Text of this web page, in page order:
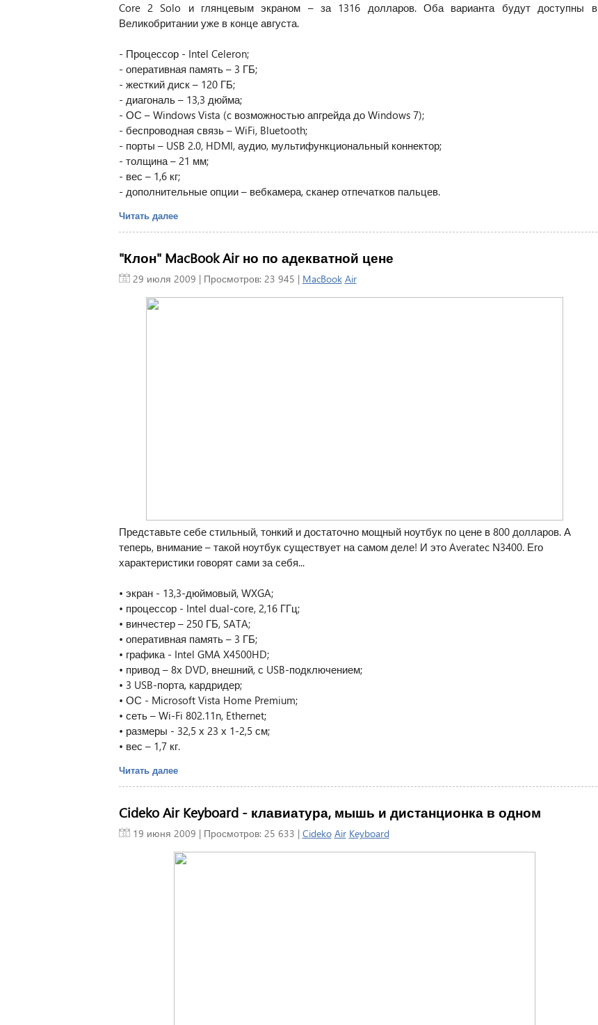
Core 2 Solo и глянцевым экраном – за 1316 долларов. Оба варианта будут доступны в
Великобритании уже в конце августа.
- Процессор - Intel Celeron;
- оперативная память – 3 ГБ;
- жесткий диск – 120 ГБ;
- диагональ – 13,3 дюйма;
- ОС – Windows Vista (c возможностью апгрейда до Windows 7);
- беспроводная связь – WiFi, Bluetooth;
- порты – USB 2.0, HDMI, аудио, мультифункциональный коннектор;
- толщина – 21 мм;
- вес – 1,6 кг;
- дополнительные опции – вебкамера, сканер отпечатков пальцев.
Читать далее
"Клон" MacBook Air но по адекватной цене
29 июля 2009 | Просмотров: 23 945 | MacBook Air
Представьте себе стильный, тонкий и достаточно мощный ноутбук по цене в 800 долларов. А
теперь, внимание – такой ноутбук существует на самом деле! И это Averatec N3400. Его
характеристики говорят сами за себя...
• экран - 13,3-дюймовый, WXGA;
• процессор - Intel dual-core, 2,16 ГГц;
• винчестер – 250 ГБ, SATA;
• оперативная память – 3 ГБ;
• графика - Intel GMA X4500HD;
• привод – 8х DVD, внешний, с USB-подключением;
• 3 USB-порта, кардридер;
• ОС - Microsoft Vista Home Premium;
• сеть – Wi-Fi 802.11n, Ethernet;
• размеры - 32,5 х 23 х 1-2,5 см;
• вес – 1,7 кг.
Читать далее
Cideko Air Keyboard - клавиатура, мышь и дистанционка в одном
19 июня 2009 | Просмотров: 25 633 | Cideko Air Keyboard